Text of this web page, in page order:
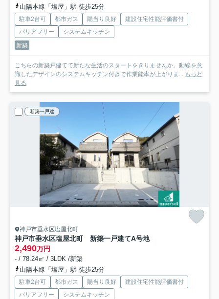
山陽本線「塩屋」駅 徒歩25分
駐車2台可 都市ガス 陽当り良好
建設住宅性能評価書付
バリアフリー
システムキッチン
新築
こちらの新築戸建てで新たな生活のスタートをきりませんか。動線を意
識したデザインのシステムキッチン付きで作業能率が上がりま... もっと
見る
新築一戸建
神戸市垂水区塩屋北町
神戸市垂水区塩屋北町 新築一戸建てA号地
2,490万円
- / 78.24㎡ / 3LDK /新築
山陽本線「塩屋」駅 徒歩25分
駐車2台可 都市ガス 陽当り良好
建設住宅性能評価書付
バリアフリー
システムキッチン